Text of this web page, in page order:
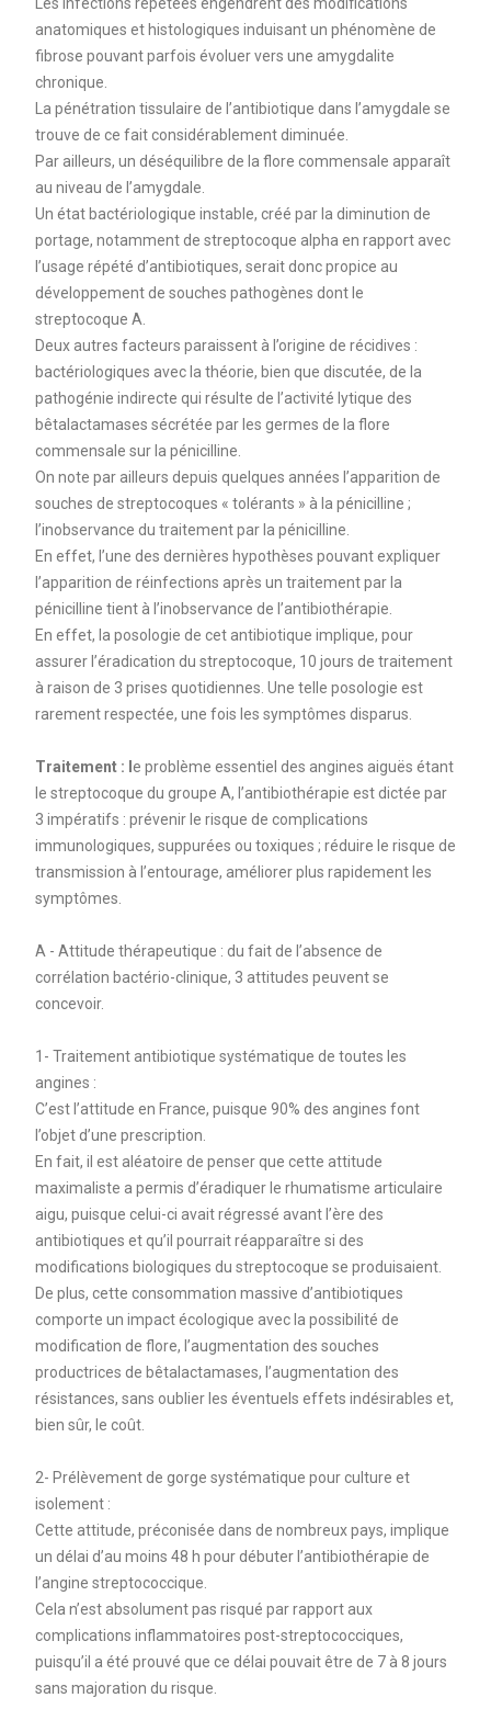
anatomiques et histologiques induisant un phénomène de
fibrose pouvant parfois évoluer vers une amygdalite
chronique.
La pénétration tissulaire de l’antibiotique dans l’amygdale se
trouve de ce fait considérablement diminuée.
Par ailleurs, un déséquilibre de la flore commensale apparaît
au niveau de l’amygdale.
Un état bactériologique instable, créé par la diminution de
portage, notamment de streptocoque alpha en rapport avec
l’usage répété d’antibiotiques, serait donc propice au
développement de souches pathogènes dont le
streptocoque A.
Deux autres facteurs paraissent à l’origine de récidives :
bactériologiques avec la théorie, bien que discutée, de la
pathogénie indirecte qui résulte de l’activité lytique des
bêtalactamases sécrétée par les germes de la flore
commensale sur la pénicilline.
On note par ailleurs depuis quelques années l’apparition de
souches de streptocoques « tolérants » à la pénicilline ;
l’inobservance du traitement par la pénicilline.
En effet, l’une des dernières hypothèses pouvant expliquer
l’apparition de réinfections après un traitement par la
pénicilline tient à l’inobservance de l’antibiothérapie.
En effet, la posologie de cet antibiotique implique, pour
assurer l’éradication du streptocoque, 10 jours de traitement
à raison de 3 prises quotidiennes. Une telle posologie est
rarement respectée, une fois les symptômes disparus.
Traitement : l e problème essentiel des angines aiguës étant
le streptocoque du groupe A, l’antibiothérapie est dictée par
3 impératifs : prévenir le risque de complications
immunologiques, suppurées ou toxiques ; réduire le risque de
transmission à l’entourage, améliorer plus rapidement les
symptômes.
A - Attitude thérapeutique : du fait de l’absence de
corrélation bactério-clinique, 3 attitudes peuvent se
concevoir.
1- Traitement antibiotique systématique de toutes les
angines :
C’est l’attitude en France, puisque 90% des angines font
l’objet d’une prescription.
En fait, il est aléatoire de penser que cette attitude
maximaliste a permis d’éradiquer le rhumatisme articulaire
aigu, puisque celui-ci avait régressé avant l’ère des
antibiotiques et qu’il pourrait réapparaître si des
modifications biologiques du streptocoque se produisaient.
De plus, cette consommation massive d’antibiotiques
comporte un impact écologique avec la possibilité de
modification de flore, l’augmentation des souches
productrices de bêtalactamases, l’augmentation des
résistances, sans oublier les éventuels effets indésirables et,
bien sûr, le coût.
2- Prélèvement de gorge systématique pour culture et
isolement :
Cette attitude, préconisée dans de nombreux pays, implique
un délai d’au moins 48 h pour débuter l’antibiothérapie de
l’angine streptococcique.
Cela n’est absolument pas risqué par rapport aux
complications inflammatoires post-streptococciques,
puisqu’il a été prouvé que ce délai pouvait être de 7 à 8 jours
sans majoration du risque.